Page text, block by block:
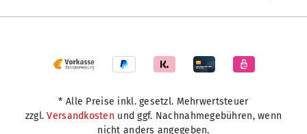
* Alle Preise inkl. gesetzl. Mehrwertsteuer
zzgl.Versandkosten und ggf. Nachnahmegebühren, wenn
nicht anders angegeben.